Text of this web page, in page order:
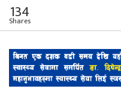
134
Shares